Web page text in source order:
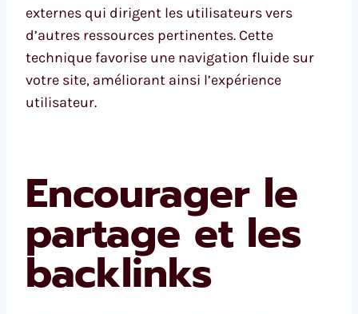
externes qui dirigent les utilisateurs vers
d’autres ressources pertinentes. Cette
technique favorise une navigation fluide sur
votre site, améliorant ainsi l’expérience
utilisateur.
Encourager le
partage et les
backlinks